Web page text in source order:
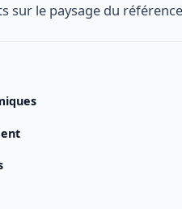
sur le paysage du